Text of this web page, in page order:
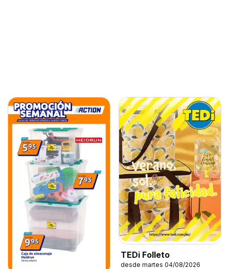
TEDi Folleto
desde martes 04/08/2026